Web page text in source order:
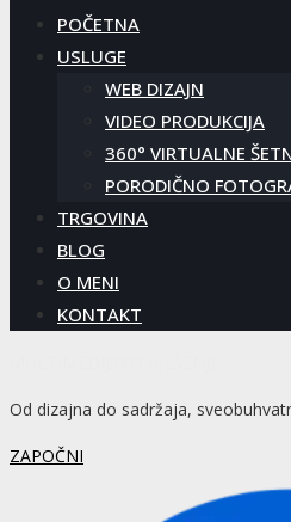
POČETNA
USLUGE
WEB DIZAJN
VIDEO PRODUKCIJA
360° VIRTUALNE
PORODIČNO
TRGOVINA
BLOG
O MENI
KONTAKT
Od dizajna do sadržaja,
ZAPOČNI